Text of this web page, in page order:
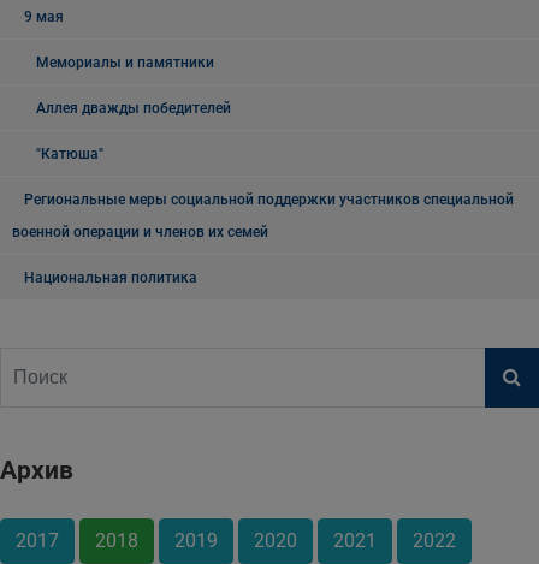
9 мая
Мемориалы и памятники
Аллея дважды победителей
"Катюша"
Региональные меры социальной поддержки участников специальной
военной операции и членов их семей
Национальная политика
Архив
2017 2018 2019 2020 2021 2022